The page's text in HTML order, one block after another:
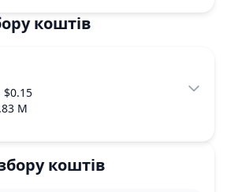
коштів
$0.15
M
коштів